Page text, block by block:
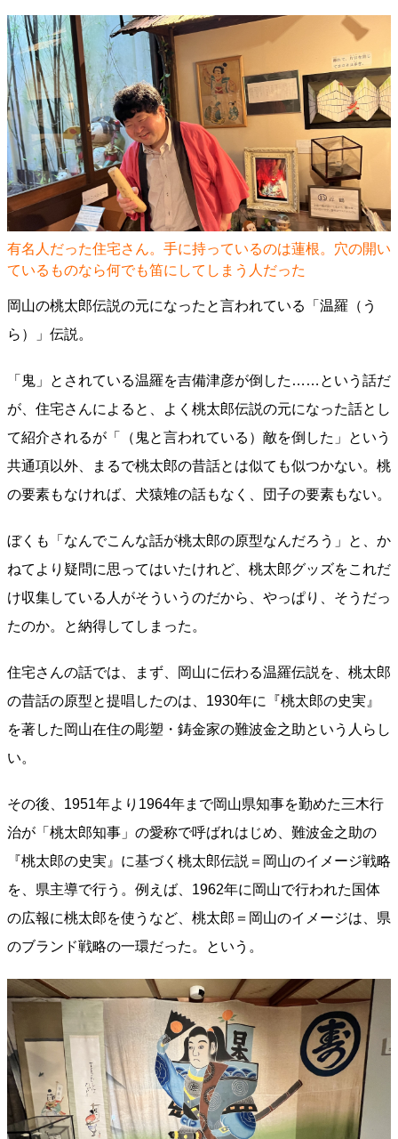
有名人だった住宅さん。手に持っているのは蓮根。穴の開い
ているものなら何でも笛にしてしまう人だった
岡山の桃太郎伝説の元になったと言われている「温羅（う
ら）」伝説。
「鬼」とされている温羅を吉備津彦が倒した……という話だ
が、住宅さんによると、よく桃太郎伝説の元になった話とし
て紹介されるが「（鬼と言われている）敵を倒した」という
共通項以外、まるで桃太郎の昔話とは似ても似つかない。桃
の要素もなければ、犬猿雉の話もなく、団子の要素もない。
ぼくも「なんでこんな話が桃太郎の原型なんだろう」と、か
ねてより疑問に思ってはいたけれど、桃太郎グッズをこれだ
け収集している人がそういうのだから、やっぱり、そうだっ
たのか。と納得してしまった。
住宅さんの話では、まず、岡山に伝わる温羅伝説を、桃太郎
の昔話の原型と提唱したのは、1930年に『桃太郎の史実』
を著した岡山在住の彫塑・鋳金家の難波金之助という人らし
い。
その後、1951年より1964年まで岡山県知事を勤めた三木行
治が「桃太郎知事」の愛称で呼ばれはじめ、難波金之助の
『桃太郎の史実』に基づく桃太郎伝説＝岡山のイメージ戦略
を、県主導で行う。例えば、1962年に岡山で行われた国体
の広報に桃太郎を使うなど、桃太郎＝岡山のイメージは、県
のブランド戦略の一環だった。という。